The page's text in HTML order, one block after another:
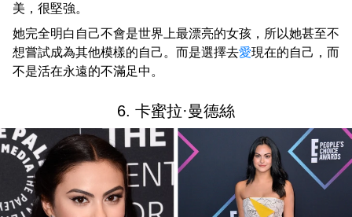
美，很堅強。
她完全明白自己不會是世界上最漂亮的女孩，所以她甚至不
想嘗試成為其他模樣的自己。而是選擇去愛現在的自己，而
不是活在永遠的不滿足中。
6. 卡蜜拉·曼德絲